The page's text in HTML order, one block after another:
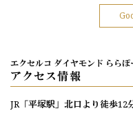
エクセルコ ダイヤモンド らら
アクセス情報
JR「平塚駅」北口より徒歩12